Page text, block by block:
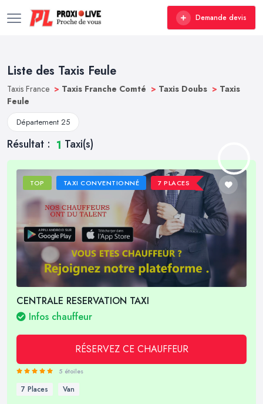
Demande devis
Liste des Taxis Feule
Taxis France > Taxis Franche Comté > Taxis Doubs > Taxis
Feule
Département 25
Résultat : 1 Taxi(s)
TOP TAXI CONVENTIONNÉ 7 PLACES
CENTRALE RESERVATION TAXI
Infos chauffeur
RÉSERVEZ CE CHAUFFEUR
5 étoiles
7 Places Van